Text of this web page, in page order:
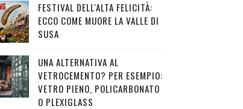
FESTIVAL DELL'ALTA FELICITÀ:
ECCO COME MUORE LA VALLE DI
SUSA
UNA ALTERNATIVA AL
VETROCEMENTO? PER ESEMPIO:
VETRO PIENO, POLICARBONATO
O PLEXIGLASS